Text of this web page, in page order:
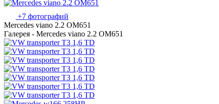
+7 фотографий
Mercedes viano 2.2 OM651
Галерея - Mercedes viano 2.2 OM651